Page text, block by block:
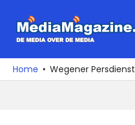
naar
media
over
Home Wegener Persdienst